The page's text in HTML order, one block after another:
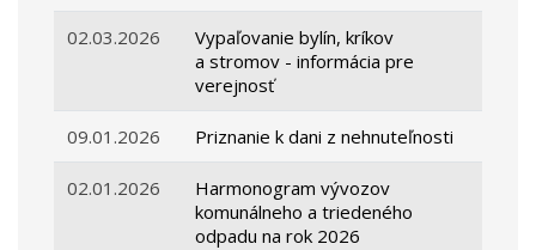
02.03.2026
Vypaľovanie bylín, kríkov
a stromov - informácia pre
verejnosť
09.01.2026 Priznanie k dani z nehnuteľnosti
02.01.2026
Harmonogram vývozov
komunálneho a triedeného
odpadu na rok 2026